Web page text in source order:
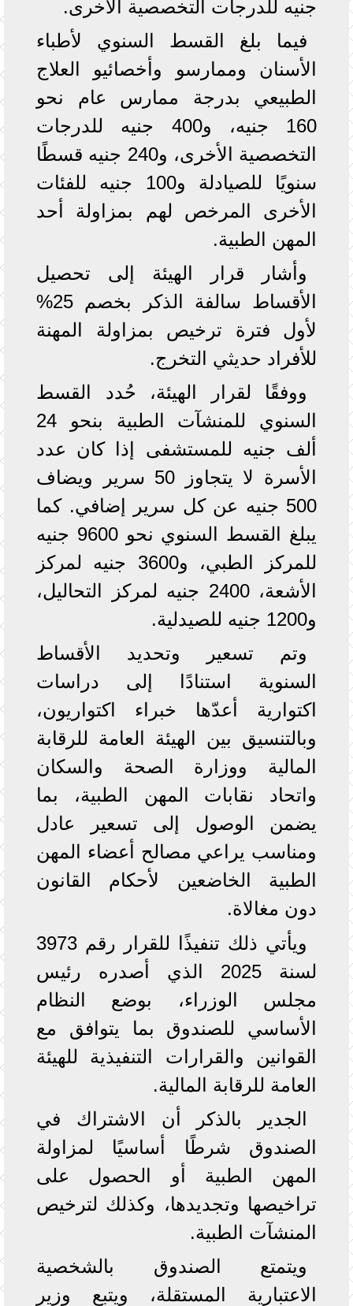
جنيه للدرجات التخصصية الأخرى.
فيما بلغ القسط السنوي لأطباء
الأسنان وممارسو وأخصائيو العلاج
الطبيعي بدرجة ممارس عام نحو
160 جنيه، و400 جنيه للدرجات
التخصصية الأخرى، و240 جنيه قسطًا
سنويًا للصيادلة و100 جنيه للفئات
الأخرى المرخص لهم بمزاولة أحد
المهن الطبية.
وأشار قرار الهيئة إلى تحصيل
الأقساط سالفة الذكر بخصم 25%
لأول فترة ترخيص بمزاولة المهنة
للأفراد حديثي التخرج.
ووفقًا لقرار الهيئة، حُدد القسط
السنوي للمنشآت الطبية بنحو 24
ألف جنيه للمستشفى إذا كان عدد
الأسرة لا يتجاوز 50 سرير ويضاف
500 جنيه عن كل سرير إضافي. كما
يبلغ القسط السنوي نحو 9600 جنيه
للمركز الطبي، و3600 جنيه لمركز
الأشعة، 2400 جنيه لمركز التحاليل،
و1200 جنيه للصيدلية.
وتم تسعير وتحديد الأقساط
السنوية استنادًا إلى دراسات
اكتوارية أعدّها خبراء اكتواريون،
وبالتنسيق بين الهيئة العامة للرقابة
المالية ووزارة الصحة والسكان
واتحاد نقابات المهن الطبية، بما
يضمن الوصول إلى تسعير عادل
ومناسب يراعي مصالح أعضاء المهن
الطبية الخاضعين لأحكام القانون
دون مغالاة.
ويأتي ذلك تنفيذًا للقرار رقم 3973
لسنة 2025 الذي أصدره رئيس
مجلس الوزراء، بوضع النظام
الأساسي للصندوق بما يتوافق مع
القوانين والقرارات التنفيذية للهيئة
العامة للرقابة المالية.
الجدير بالذكر أن الاشتراك في
الصندوق شرطًا أساسيًا لمزاولة
المهن الطبية أو الحصول على
تراخيصها وتجديدها، وكذلك لترخيص
المنشآت الطبية.
ويتمتع الصندوق بالشخصية
الاعتبارية المستقلة، ويتبع وزير